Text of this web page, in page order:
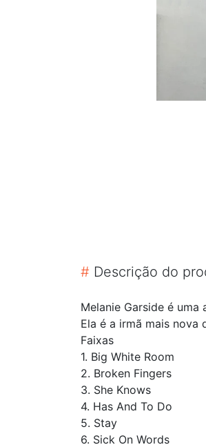
# Descrição do
Melanie Garside é
Ela é a irmã mais nova
Faixas
1. Big White Room
2. Broken Fingers
3. She Knows
4. Has And To Do
5. Stay
6. Sick On Words